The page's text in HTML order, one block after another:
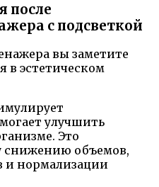
после
с подсветкой
вы заметите
в эстетическом
улучшить
Это
снижению объемов,
и нормализации